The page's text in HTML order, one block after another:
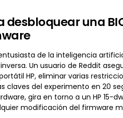
desbloquear una
de la inteligencia
Un usuario de Reddit
HP, eliminar varias
claves del experimento en 20
gira en torno a un HP 15-
modificación del firmware